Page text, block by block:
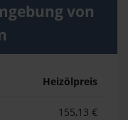
von
Heizölpreis
155,13 €